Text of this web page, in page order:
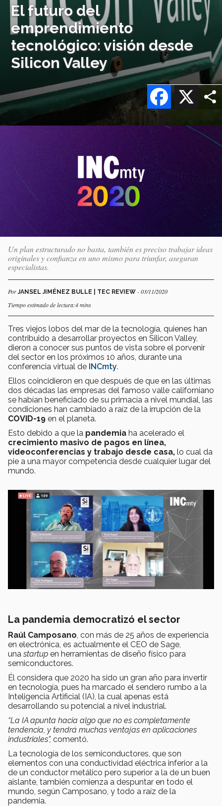
El futuro del
emprendimiento
tecnológico: visión desde
Silicon Valley
X
Facebook
Un plan estructurado no basta, también es preciso trabajar ideas
originales y confianza en uno mismo para triunfar, aseguran
especialistas.
PorJANSEL JIMÉNEZ BULLE | TEC REVIEW - 03/11/2020
Tiempo estimado de lectura:4 mins
Tres viejos lobos del mar de la tecnología, quienes han
contribuido a desarrollar proyectos en Silicon Valley,
dieron a conocer sus puntos de vista sobre el porvenir
del sector en los próximos 10 años, durante una
conferencia virtual de INCmty.
Ellos coincidieron en que después de que en las últimas
dos décadas las empresas del famoso valle californiano
se habían beneficiado de su primacía a nivel mundial, las
condiciones han cambiado a raíz de la irrupción de la
COVID-19 en el planeta.
Esto debido a que la pandemia ha acelerado el
crecimiento masivo de pagos en línea,
videoconferencias y trabajo desde casa, lo cual da
pie a una mayor competencia desde cualquier lugar del
mundo.
La pandemia democratizó el sector
Raúl Camposano, con más de 25 años de experiencia
en electrónica, es actualmente el CEO de Sage,
unastartup en herramientas de diseño físico para
semiconductores.
Él considera que 2020 ha sido un gran año para invertir
en tecnología, pues ha marcado el sendero rumbo a la
Inteligencia Artificial (IA), la cual apenas está
desarrollando su potencial a nivel industrial.
“La IA apunta hacia algo que no es completamente
tendencia, y tendrá muchas ventajas en aplicaciones
industriales”, comentó.
La tecnología de los semiconductores, que son
elementos con una conductividad eléctrica inferior a la
de un conductor metálico pero superior a la de un buen
aislante, también comienza a despuntar en todo el
mundo, según Camposano, y todo a raíz de la
pandemia.